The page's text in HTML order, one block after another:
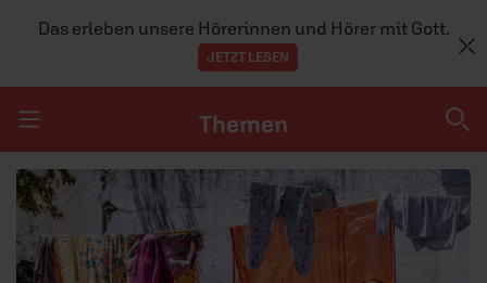
Das erleben unsere Hörerinnen und Hörer mit Gott.
JETZT LESEN
Navigation überspringen
Themen
Themen
DOSSIERS